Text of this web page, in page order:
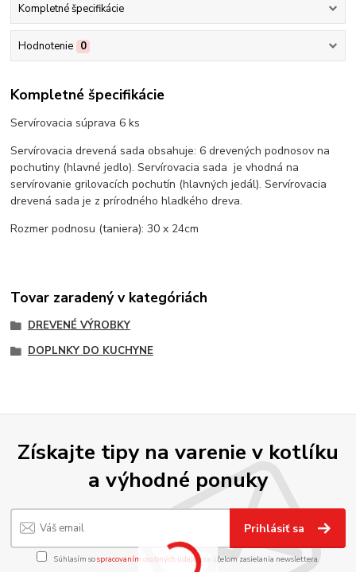
Kompletné špecifikácie
Hodnotenie 0
Kompletné špecifikácie
Servírovacia súprava 6 ks
Servírovacia drevená sada obsahuje: 6 drevených podnosov na
pochutiny (hlavné jedlo). Servírovacia sada je vhodná na
servírovanie grilovacích pochutín (hlavných jedál). Servírovacia
drevená sada je z prírodného hladkého dreva.
Rozmer podnosu (taniera): 30 x 24cm
Tovar zaradený v kategóriách
DREVENÉ VÝROBKY
DOPLNKY DO KUCHYNE
Získajte tipy na varenie v kotlíku
a výhodné ponuky
Prihlásiť sa
Súhlasím sospracovaním osobných údajovza účelom zasielania newslettera.